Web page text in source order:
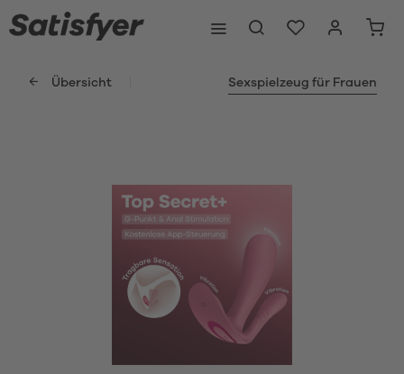
Übersicht Sexspielzeug für Frauen